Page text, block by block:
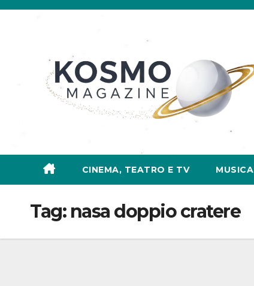
Salta
CINEMA, TEATRO E TV MUSICA
Tag: nasa doppio cratere